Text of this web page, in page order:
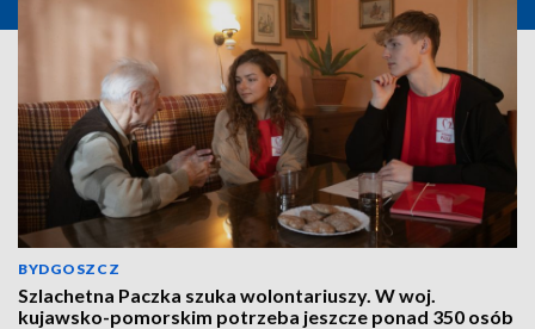
BYDGOSZCZ
Szlachetna Paczka szuka wolontariuszy. W woj.
kujawsko-pomorskim potrzeba jeszcze ponad 350 osób